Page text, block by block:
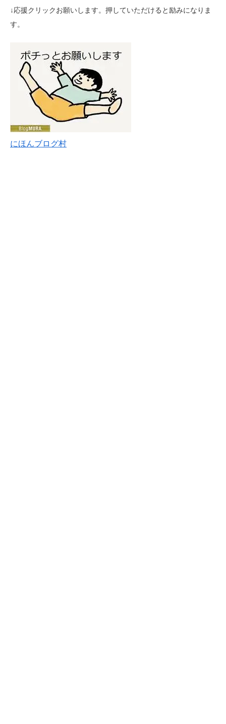
↓応援クリックお願いします。押していただけると励みになりま
す。
にほんブログ村